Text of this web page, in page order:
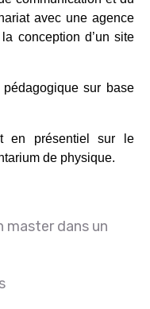
avec une agence
conception d’un site
sur base
en présentiel sur le
de physique.
master dans un